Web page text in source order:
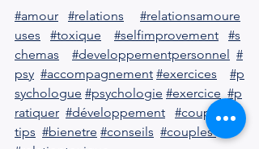
#amour #relations
#relationsamoure
uses
#toxique #selfimprovement
#s
chemas
#developpementpersonnel #
psy #accompagnement #exercices
#p
sychologue #psychologie #exercice #p
ratiquer #développement #couples
#
tips #bienetre #conseils #couples